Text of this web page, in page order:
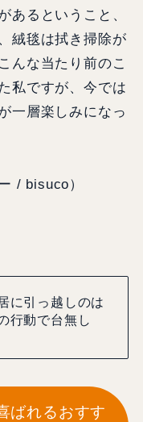
あるということ、
絨毯は拭き掃除が
んな当たり前のこ
私ですが、今では
一層楽しみになっ
/ bisuco）
に引っ越しのは
動で台無し
ばれるおすす